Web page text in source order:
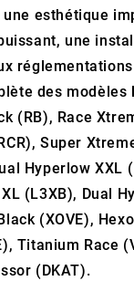
esthétique
une
des modèles
(RB), Race
Super
Hyperlow XXL
(L3XB), Dual
(XOVE),
Titanium Race
(DKAT).